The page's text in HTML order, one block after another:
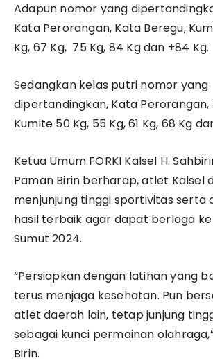
Adapun nomor yang
Kata Perorangan, Kata Beregu,
Kg, 67 Kg, 75 Kg, 84 Kg dan +84 Kg.
Sedangkan kelas putri nomor yang
dipertandingkan, Kata Perorangan,
Kumite 50 Kg, 55 Kg, 61 Kg, 68 Kg
Ketua Umum FORKI Kalsel H.
Paman Birin berharap, atlet Kalsel
menjunjung tinggi sportivitas serta
hasil terbaik agar dapat berlaga ke
Sumut 2024.
“Persiapkan dengan latihan yang
terus menjaga kesehatan. Pun
atlet daerah lain, tetap junjung
sebagai kunci permainan
Birin.